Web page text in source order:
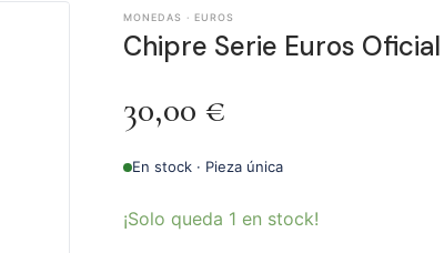
MONEDAS · EUROS
Chipre Serie Euros Oficial
30,00 €
En stock · Pieza única
¡Solo queda 1 en stock!